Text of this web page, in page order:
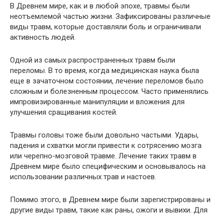
В Древнем мире, как и в любой эпохе, травмы были
неотъемлемой частью жизни. Зафиксированы различные
виды травм, которые доставляли боль и ограничивали
активность людей.
Одной из самых распространенных травм были
переломы. В то время, когда медицинская наука была
еще в зачаточном состоянии, лечение переломов было
сложным и болезненным процессом. Часто применялись
импровизированные манипуляции и вложения для
улучшения сращивания костей.
Травмы головы тоже были довольно частыми. Удары,
падения и схватки могли привести к сотрясению мозга
или черепно-мозговой травме. Лечение таких травм в
Древнем мире было специфическим и основывалось на
использовании различных трав и настоев.
Помимо этого, в Древнем мире были зарегистрированы и
другие виды травм, такие как раны, ожоги и вывихи. Для